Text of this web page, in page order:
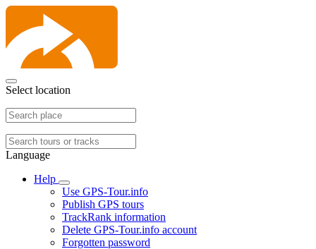
Select location
Language
Help
Use GPS-Tour.info
Publish GPS tours
TrackRank information
Delete GPS-Tour.info account
Forgotten password